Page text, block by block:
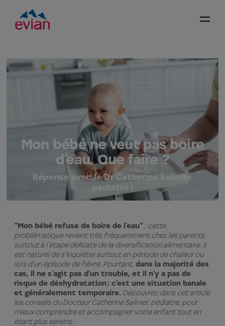
Mon bébé ne veut pas boire
d’eau. Que faire ?
Réponse avec le Dr Catherine Salinier,
pédiatre !
"Mon bébé refuse de boire de l’eau" : cette
problématique revient très fréquemment chez les parents,
surtout à l'étape délicate de la diversification alimentaire. Il
est naturel de s'inquiéter surtout en période de chaleur ou
lors d'un épisode de fièvre. Pourtant, dans la majorité des
cas, il ne s’agit pas d’un trouble, et il n’y a pas de
risque de déshydratation : c’est une situation banale
et généralement temporaire. Découvrez dans cet article
les conseils du Docteur Catherine Salinier, pédiatre, pour
mieux comprendre et accompagner votre enfant tout en
étant plus sereins.